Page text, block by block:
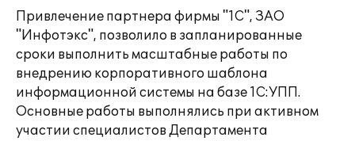
Привлечение партнера фирмы "1С", ЗАО
"Инфотэкс", позволило в запланированные
сроки выполнить масштабные работы по
внедрению корпоративного шаблона
информационной системы на базе 1С:УПП.
Основные работы выполнялись при активном
участии специалистов Департамента